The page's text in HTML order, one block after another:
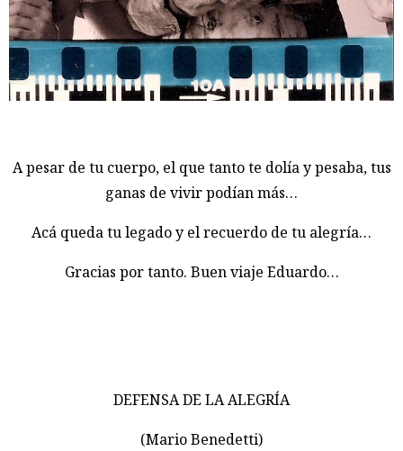
A pesar de tu cuerpo, el que tanto te dolía y pesaba, tus
ganas de vivir podían más…
Acá queda tu legado y el recuerdo de tu alegría…
Gracias por tanto. Buen viaje Eduardo…
DEFENSA DE LA ALEGRÍA
(Mario Benedetti)